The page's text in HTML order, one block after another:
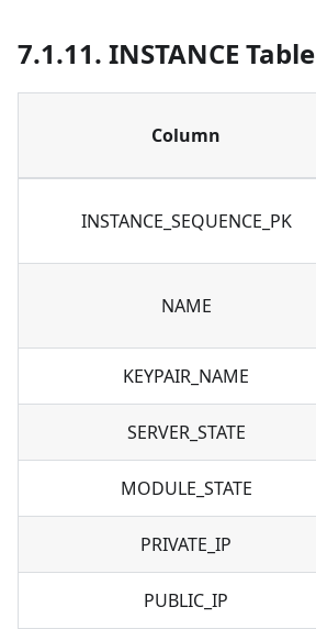
7.1.11. INSTANCE Table
Column
INSTANCE_SEQUENCE_PK
NAME
KEYPAIR_NAME
SERVER_STATE
MODULE_STATE
PRIVATE_IP
PUBLIC_IP